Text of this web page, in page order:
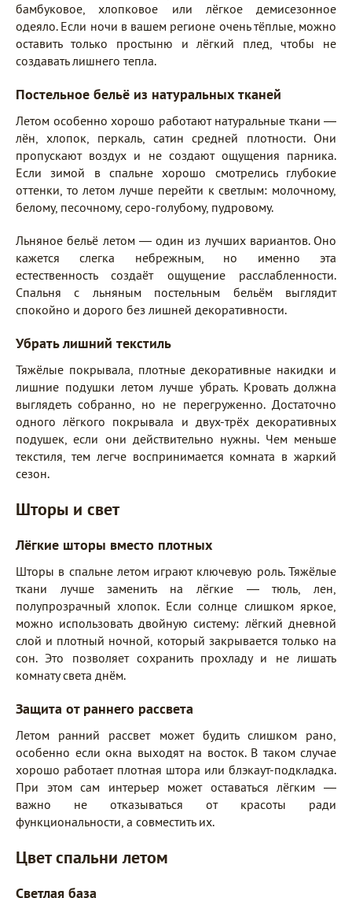
бамбуковое, хлопковое или лёгкое демисезонное
одеяло. Если ночи в вашем регионе очень тёплые, можно
оставить только простыню и лёгкий плед, чтобы не
создавать лишнего тепла.
Постельное бельё из натуральных тканей
Летом особенно хорошо работают натуральные ткани —
лён, хлопок, перкаль, сатин средней плотности. Они
пропускают воздух и не создают ощущения парника.
Если зимой в спальне хорошо смотрелись глубокие
оттенки, то летом лучше перейти к светлым: молочному,
белому, песочному, серо-голубому, пудровому.
Льняное бельё летом — один из лучших вариантов. Оно
кажется слегка небрежным, но именно эта
естественность создаёт ощущение расслабленности.
Спальня с льняным постельным бельём выглядит
спокойно и дорого без лишней декоративности.
Убрать лишний текстиль
Тяжёлые покрывала, плотные декоративные накидки и
лишние подушки летом лучше убрать. Кровать должна
выглядеть собранно, но не перегруженно. Достаточно
одного лёгкого покрывала и двух-трёх декоративных
подушек, если они действительно нужны. Чем меньше
текстиля, тем легче воспринимается комната в жаркий
сезон.
Шторы и свет
Лёгкие шторы вместо плотных
Шторы в спальне летом играют ключевую роль. Тяжёлые
ткани лучше заменить на лёгкие — тюль, лен,
полупрозрачный хлопок. Если солнце слишком яркое,
можно использовать двойную систему: лёгкий дневной
слой и плотный ночной, который закрывается только на
сон. Это позволяет сохранить прохладу и не лишать
комнату света днём.
Защита от раннего рассвета
Летом ранний рассвет может будить слишком рано,
особенно если окна выходят на восток. В таком случае
хорошо работает плотная штора или блэкаут-подкладка.
При этом сам интерьер может оставаться лёгким —
важно не отказываться от красоты ради
функциональности, а совместить их.
Цвет спальни летом
Светлая база